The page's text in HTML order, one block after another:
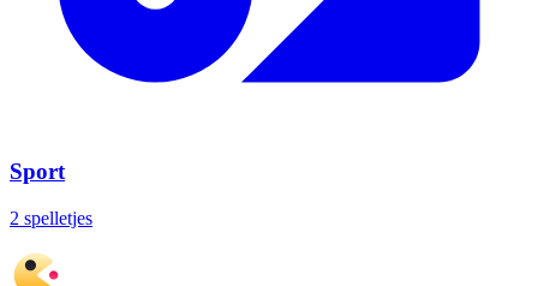
Sport
2 spelletjes